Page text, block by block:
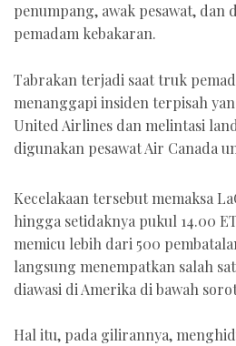
penumpang, awak pesawat, dan
pemadam kebakaran.
Tabrakan terjadi saat truk
menanggapi insiden terpisah
United Airlines dan melintasi
digunakan pesawat Air Canada
Kecelakaan tersebut memaksa
hingga setidaknya pukul 14.00
memicu lebih dari 500
langsung menempatkan salah
diawasi di Amerika di bawah
Hal itu, pada gilirannya,